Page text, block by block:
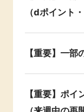
（dポイント
【重要】一
【重要】ポ